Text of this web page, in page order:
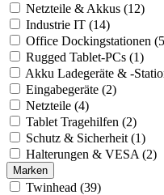
Netzteile & Akkus (12)
Industrie IT (14)
Office Dockingstationen
Rugged Tablet-PCs (1)
Akku Ladegeräte & -
Eingabegeräte (2)
Netzteile (4)
Tablet Tragehilfen (2)
Schutz & Sicherheit (1)
Halterungen & VESA (2)
Marken
Twinhead (39)